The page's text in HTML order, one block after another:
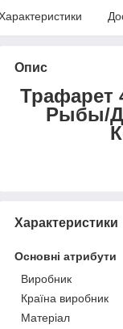
Опис
Трафарет
Рыбы/
Характеристики
Основні атрибути
Виробник
Країна виробник
Матеріал